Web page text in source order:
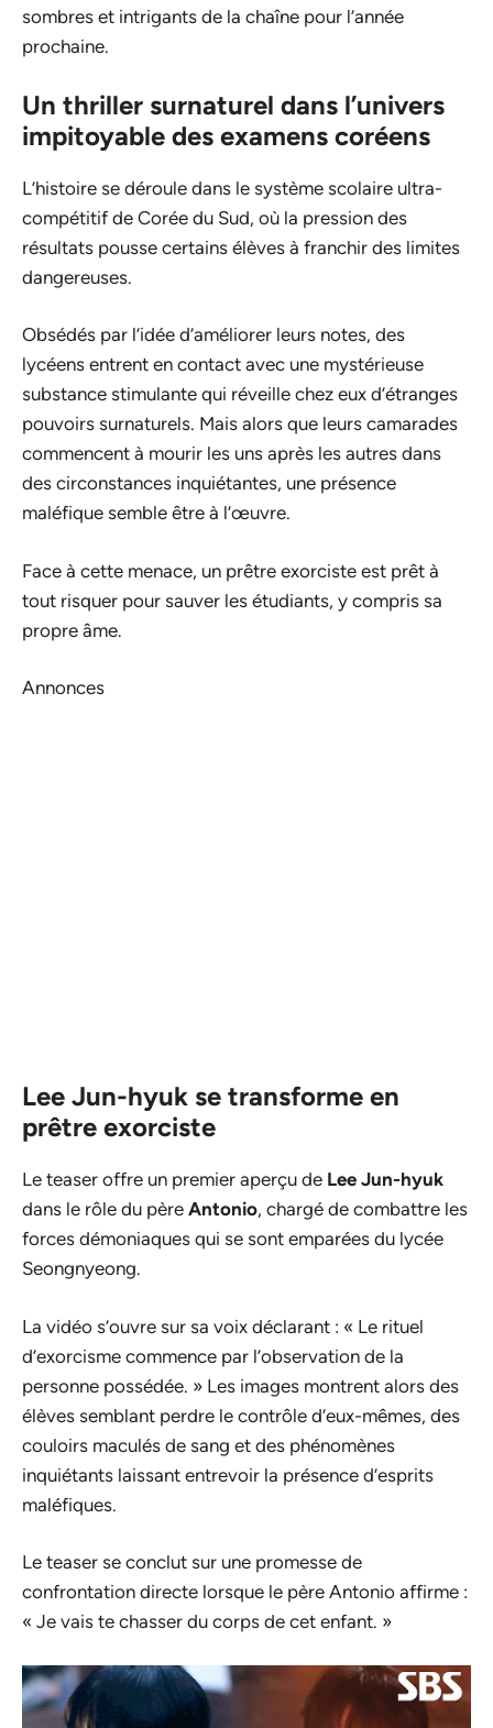
sombres et intrigants de la chaîne pour l’année
prochaine.
Un thriller surnaturel dans l’univers
impitoyable des examens coréens
L’histoire se déroule dans le système scolaire ultra-
compétitif de Corée du Sud, où la pression des
résultats pousse certains élèves à franchir des limites
dangereuses.
Obsédés par l’idée d’améliorer leurs notes, des
lycéens entrent en contact avec une mystérieuse
substance stimulante qui réveille chez eux d’étranges
pouvoirs surnaturels. Mais alors que leurs camarades
commencent à mourir les uns après les autres dans
des circonstances inquiétantes, une présence
maléfique semble être à l’œuvre.
Face à cette menace, un prêtre exorciste est prêt à
tout risquer pour sauver les étudiants, y compris sa
propre âme.
Annonces
Lee Jun-hyuk se transforme en
prêtre exorciste
Le teaser offre un premier aperçu de Lee Jun-hyuk
dans le rôle du père Antonio, chargé de combattre les
forces démoniaques qui se sont emparées du lycée
Seongnyeong.
La vidéo s’ouvre sur sa voix déclarant : « Le rituel
d’exorcisme commence par l’observation de la
personne possédée. » Les images montrent alors des
élèves semblant perdre le contrôle d’eux-mêmes, des
couloirs maculés de sang et des phénomènes
inquiétants laissant entrevoir la présence d’esprits
maléfiques.
Le teaser se conclut sur une promesse de
confrontation directe lorsque le père Antonio affirme :
« Je vais te chasser du corps de cet enfant. »